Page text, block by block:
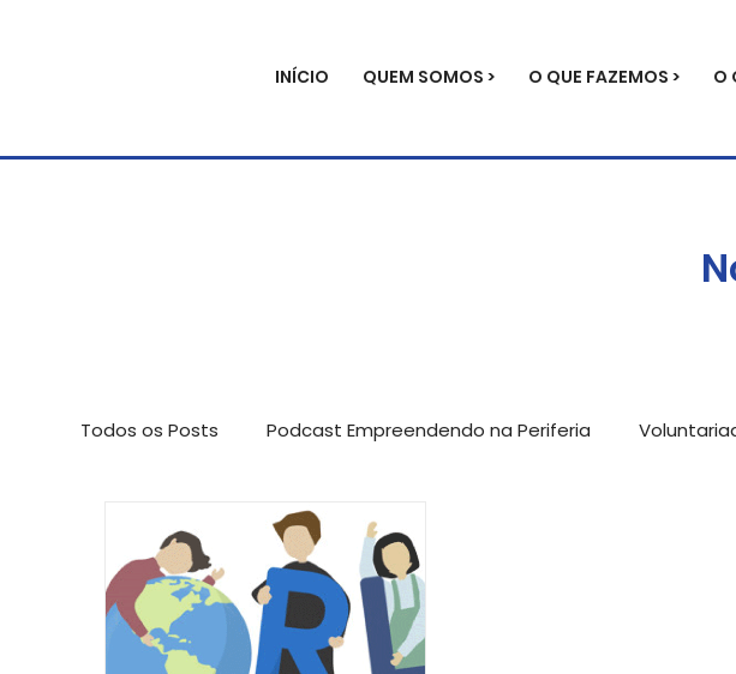
INÍCIO QUEM SOMOS > O QUE FAZEMOS > O
Todos os Posts Podcast Empreendendo na Periferia
Avaliação de impacto Palestras
Relatório de Atividades e Impacto